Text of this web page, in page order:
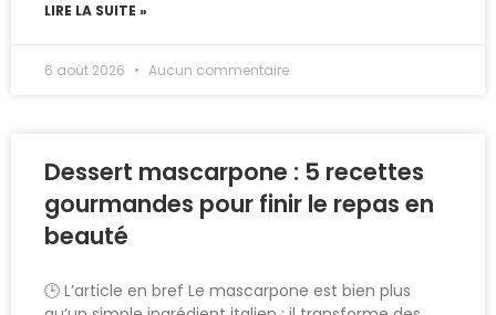
LIRE LA SUITE »
6 août 2026 Aucun commentaire
Dessert mascarpone : 5 recettes
gourmandes pour finir le repas en
beauté
🕒 L’article en bref Le mascarpone est bien plus